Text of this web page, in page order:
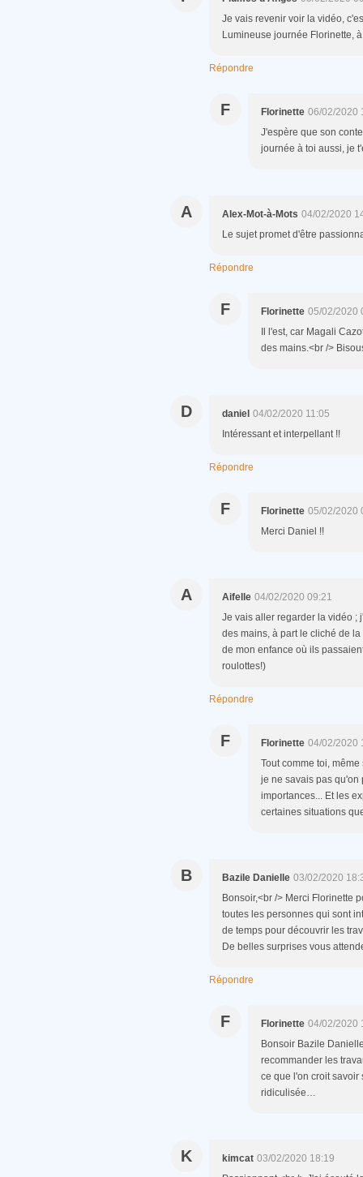
Je vais revenir voir la vidéo,
Lumineuse journée Florinette,
Répondre
F Florinette 06/02/2020
J'espère que son
journée à toi aussi, je
A Alex-Mot-à-Mots 04/02/2020
Le sujet promet d'être
Répondre
F Florinette 05/02/2020
Il l'est, car Magali
des mains.<br />
D daniel 04/02/2020 11:05
Intéressant et interpellant !!
Répondre
F Florinette 05/02/2020
Merci Daniel !!
A Aifelle 04/02/2020 09:21
Je vais aller regarder la vidéo ;
des mains, à part le cliché de
de mon enfance où ils
roulottes!)
Répondre
F Florinette 04/02/2020
Tout comme toi,
je ne savais pas qu'on
importances... Et les
certaines situations
B Bazile Danielle 03/02/2020
Bonsoir,<br /> Merci Florinette
toutes les personnes qui sont
de temps pour découvrir les
De belles surprises vous
Répondre
F Florinette 04/02/2020
Bonsoir Bazile
recommander les
ce que l'on croit
ridiculisée…
K kimcat 03/02/2020 18:19